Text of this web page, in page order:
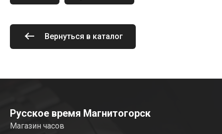
Вернуться в каталог
Русское время Магнитогорск
Магазин часов